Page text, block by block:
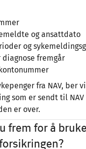
og ansattdato
og
fremgår
fra NAV, ber
som er sendt til
er over.
frem for å bruke